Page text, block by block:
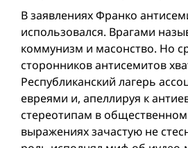
В заявлениях Франко
использовался. Врагами
коммунизм и масонство. Но
сторонников антисемитов
Республиканский лагерь
евреями и, апеллируя к
стереотипам в
выражениях зачастую не